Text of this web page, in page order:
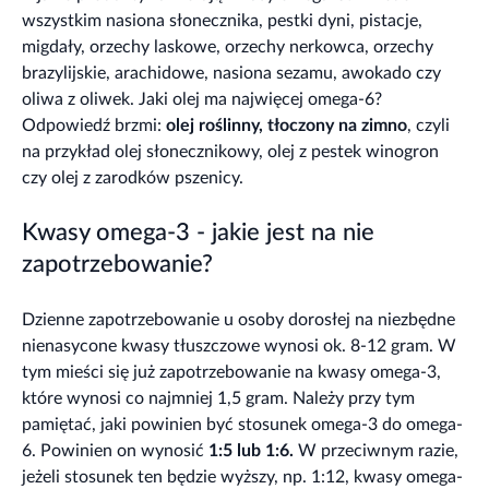
wszystkim nasiona słonecznika, pestki dyni, pistacje,
migdały, orzechy laskowe, orzechy nerkowca, orzechy
brazylijskie, arachidowe, nasiona sezamu, awokado czy
oliwa z oliwek. Jaki olej ma najwięcej omega-6?
Odpowiedź brzmi: olej roślinny, tłoczony na zimno, czyli
na przykład olej słonecznikowy, olej z pestek winogron
czy olej z zarodków pszenicy.
Kwasy omega-3 - jakie jest na nie
zapotrzebowanie?
Dzienne zapotrzebowanie u osoby dorosłej na niezbędne
nienasycone kwasy tłuszczowe wynosi ok. 8-12 gram. W
tym mieści się już zapotrzebowanie na kwasy omega-3,
które wynosi co najmniej 1,5 gram. Należy przy tym
pamiętać, jaki powinien być stosunek omega-3 do omega-
6. Powinien on wynosić 1:5 lub 1:6. W przeciwnym razie,
jeżeli stosunek ten będzie wyższy, np. 1:12, kwasy omega-